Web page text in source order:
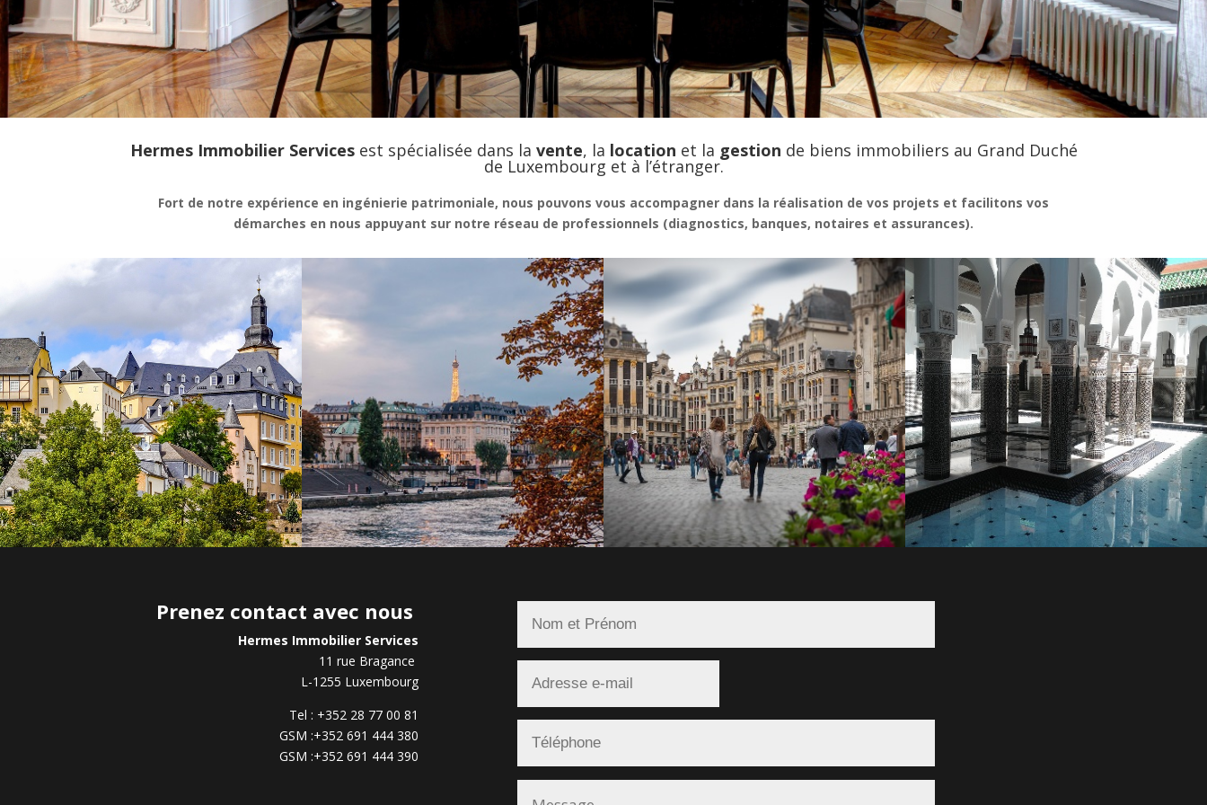
Hermes Immobilier Servicesest spécialisée dans la vente, la location et la gestion de biens immobiliers au Grand Duché
de Luxembourg et à l’étranger.
Fort de notre expérience en ingénierie patrimoniale, nous pouvons vous accompagner dans la réalisation de vos projets et facilitons vos
démarches en nous appuyant sur notre réseau de professionnels (diagnostics, banques, notaires et assurances).
Prenez contact avec nous
Hermes Immobilier Services
11 rue Bragance
L-1255 Luxembourg
Tel : +352 28 77 00 81
GSM :+352 691 444 380
GSM :+352 691 444 390